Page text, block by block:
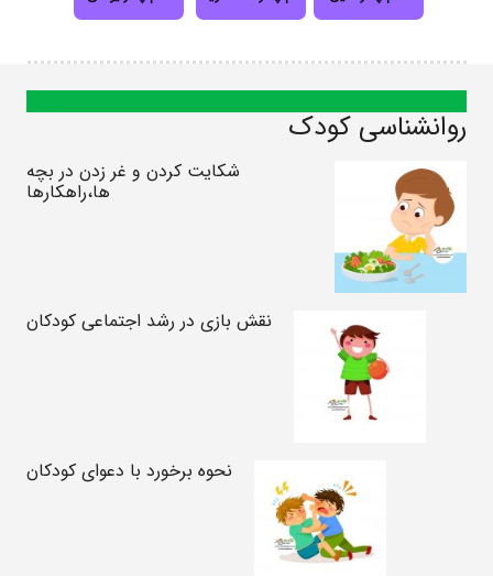
روانشناسی کودک
شکایت کردن و غر زدن در بچه
ها،راهکارها
نقش بازی در رشد اجتماعی کودکان
نحوه برخورد با دعوای کودکان